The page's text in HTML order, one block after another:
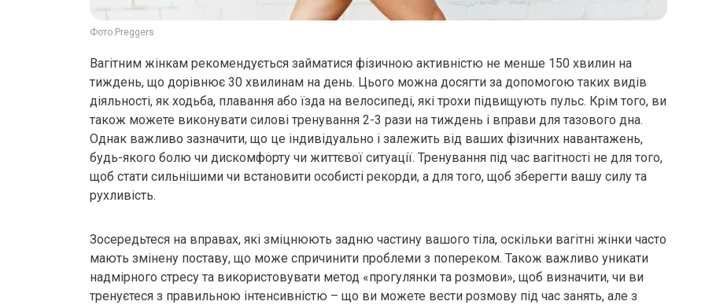
Фото: Preggers
Вагітним жінкам рекомендується займатися фізичною активністю не менше 150 хвилин на
тиждень, що дорівнює 30 хвилинам на день. Цього можна досягти за допомогою таких видів
діяльності, як ходьба, плавання або їзда на велосипеді, які трохи підвищують пульс. Крім того, ви
також можете виконувати силові тренування 2-3 рази на тиждень і вправи для тазового дна.
Однак важливо зазначити, що це індивідуально і залежить від ваших фізичних навантажень,
будь-якого болю чи дискомфорту чи життєвої ситуації. Тренування під час вагітності не для того,
щоб стати сильнішими чи встановити особисті рекорди, а для того, щоб зберегти вашу силу та
рухливість.
Зосередьтеся на вправах, які зміцнюють задню частину вашого тіла, оскільки вагітні жінки часто
мають змінену поставу, що може спричинити проблеми з попереком. Також важливо уникати
надмірного стресу та використовувати метод «прогулянки та розмови», щоб визначити, чи ви
тренуєтеся з правильною інтенсивністю – що ви можете вести розмову під час занять, але з